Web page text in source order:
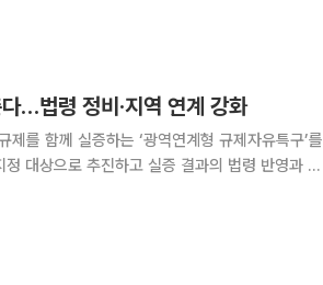
부담까지 커지면서
…법령 정비·지역 연계 강화
를 함께 실증하는 ‘광역연계형 규제자유특구’를
대상으로 추진하고 실증 결과의 법령 반영과 참
방안을 논의했다고